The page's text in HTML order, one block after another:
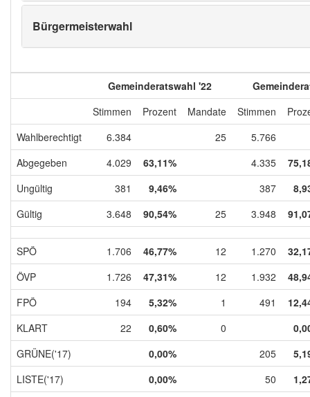
Bürgermeisterwahl
Gemeinderatswahl '22
Stimmen
Prozent Mandate Stimmen
Wahlberechtigt
6.384 25
5.766
Abgegeben
4.029 63,11% 4.335
Ungültig
381 9,46% 387
Gültig
3.648 90,54% 25 3.948
SPÖ 1.706 46,77% 12 1.270
ÖVP
1.726 47,31% 12 1.932
FPÖ
194 5,32% 1 491
KLART
22 0,60% 0
GRÜNE('17)
0,00% 205
LISTE('17)
0,00% 50